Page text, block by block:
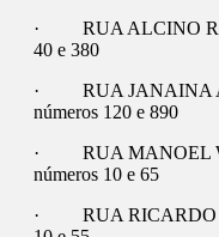
· RUA ALCINO
40 e 380
· RUA JANAINA
números 120 e 890
· RUA MANOEL
números 10 e 65
· RUA RICARDO